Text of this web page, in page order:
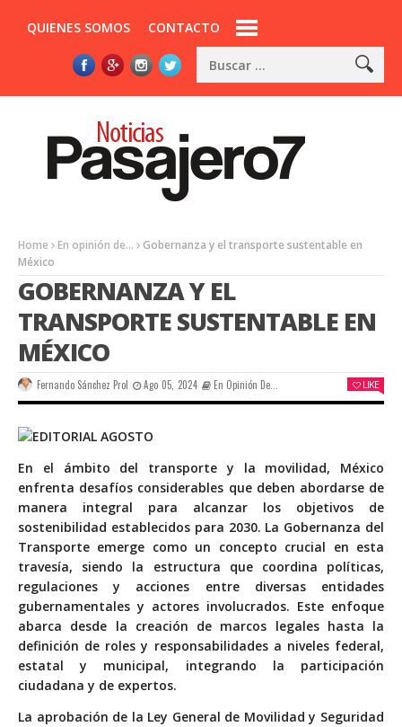
QUIENES SOMOS CONTACTO
Home En opinión de...
Gobernanza y el transporte sustentable en
México
GOBERNANZA Y EL
TRANSPORTE SUSTENTABLE EN
MÉXICO
Fernando Sánchez Prol Ago 05, 2024 En Opinión De... LIKE
En el ámbito del transporte y la movilidad, México
enfrenta desafíos considerables que deben abordarse de
manera integral para alcanzar los objetivos de
sostenibilidad establecidos para 2030. La Gobernanza del
Transporte emerge como un concepto crucial en esta
travesía, siendo la estructura que coordina políticas,
regulaciones y acciones entre diversas entidades
gubernamentales y actores involucrados. Este enfoque
abarca desde la creación de marcos legales hasta la
definición de roles y responsabilidades a niveles federal,
estatal y municipal, integrando la participación
ciudadana y de expertos.
La aprobación de la Ley General de Movilidad y Seguridad